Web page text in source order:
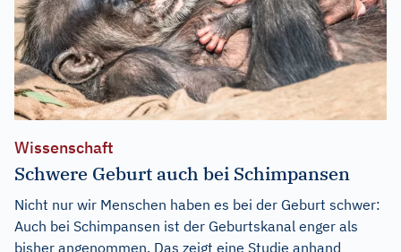
Wissenschaft
Schwere Geburt auch bei Schimpansen
Nicht nur wir Menschen haben es bei der Geburt schwer:
Auch bei Schimpansen ist der Geburtskanal enger als
bisher angenommen. Das zeigt eine Studie anhand